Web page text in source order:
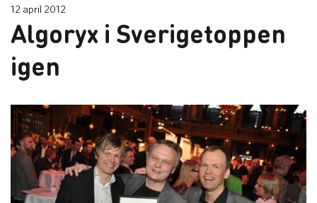
12 april 2012
Algoryx i Sverigetoppen
igen